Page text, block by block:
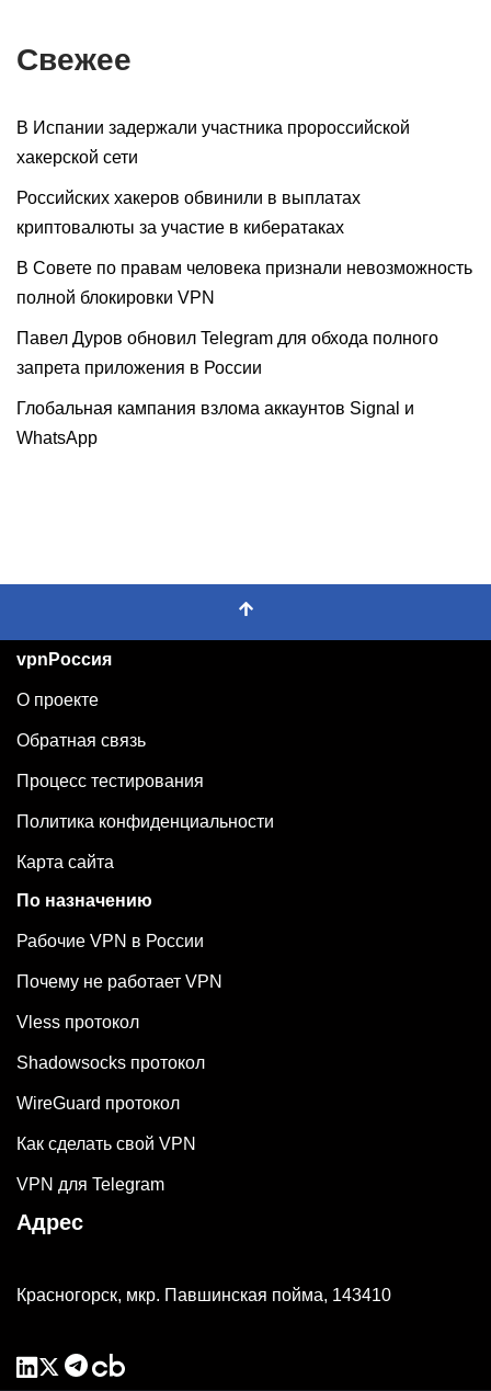
Свежее
В Испании задержали участника пророссийской
хакерской сети
Российских хакеров обвинили в выплатах
криптовалюты за участие в кибератаках
В Совете по правам человека признали невозможность
полной блокировки VPN
Павел Дуров обновил Telegram для обхода полного
запрета приложения в России
Глобальная кампания взлома аккаунтов Signal и
WhatsApp
vpnРоссия
О проекте
Обратная связь
Процесс тестирования
Политика конфиденциальности
Карта сайта
По назначению
Рабочие VPN в России
Почему не работает VPN
Vless протокол
Shadowsocks протокол
WireGuard протокол
Как сделать свой VPN
VPN для Telegram
Адрес
Красногорск, мкр. Павшинская пойма, 143410